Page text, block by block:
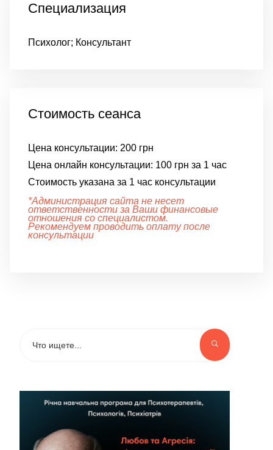
Специализация
Психолог; Консультант
Стоимость сеанса
Цена консультации: 200 грн
Цена онлайн консультации: 100 грн за 1 час
Стоимость указана за 1 час консультации
*Администрация сайта не несет
ответственности за Ваши финансовые
отношения со специалистом.
Рекомендуем проводить оплату после
консультации